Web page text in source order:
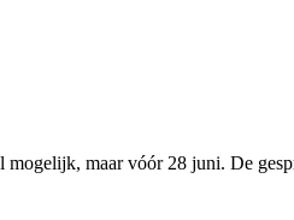
maar vóór 28 juni. De